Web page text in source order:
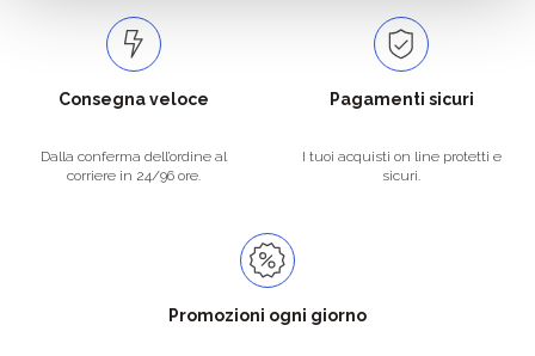
Consegna veloce
Dalla conferma dell’ordine al
corriere in 24/96 ore.
Pagamenti sicuri
I tuoi acquisti on line protetti e
sicuri.
Promozioni ogni giorno